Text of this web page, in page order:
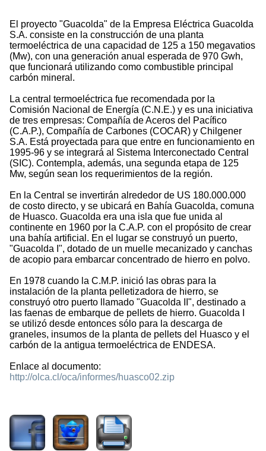
El proyecto "Guacolda" de la Empresa Eléctrica Guacolda
S.A. consiste en la construcción de una planta
termoeléctrica de una capacidad de 125 a 150 megavatios
(Mw), con una generación anual esperada de 970 Gwh,
que funcionará utilizando como combustible principal
carbón mineral.
La central termoeléctrica fue recomendada por la
Comisión Nacional de Energía (C.N.E.) y es una iniciativa
de tres empresas: Compañía de Aceros del Pacífico
(C.A.P.), Compañía de Carbones (COCAR) y Chilgener
S.A. Está proyectada para que entre en funcionamiento en
1995-96 y se integrará al Sistema Interconectado Central
(SIC). Contempla, además, una segunda etapa de 125
Mw, según sean los requerimientos de la región.
En la Central se invertirán alrededor de US 180.000.000
de costo directo, y se ubicará en Bahía Guacolda, comuna
de Huasco. Guacolda era una isla que fue unida al
continente en 1960 por la C.A.P. con el propósito de crear
una bahía artificial. En el lugar se construyó un puerto,
"Guacolda I", dotado de un muelle mecanizado y canchas
de acopio para embarcar concentrado de hierro en polvo.
En 1978 cuando la C.M.P. inició las obras para la
instalación de la planta pelletizadora de hierro, se
construyó otro puerto llamado "Guacolda II", destinado a
las faenas de embarque de pellets de hierro. Guacolda I
se utilizó desde entonces sólo para la descarga de
graneles, insumos de la planta de pellets del Huasco y el
carbón de la antigua termoeléctrica de ENDESA.
Enlace al documento:
http://olca.cl/oca/informes/huasco02.zip